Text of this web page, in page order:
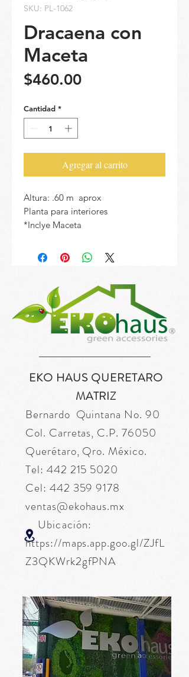
SKU: PL-1062
Dracaena con
Maceta
$460.00Precio
Cantidad *
Agregar al carrito
Altura: .60 m aprox
Planta para interiores
*Inclye Maceta
EKO HAUS QUERETARO
MATRIZ
Bernardo Quintana No. 90
Col. Carretas, C.P. 76050
Querétaro, Qro. México.
Tel: 442 215 5020
Cel: 442 359 9178
ventas@ekohaus.mx
Ubicación:
https://maps.app.goo.gl/ZJfL
Z3QKWrk2gfPNA